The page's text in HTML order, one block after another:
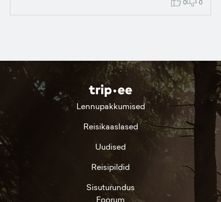
0 0
Lennupakkumised
Reisikaaslased
Uudised
Reisipildid
Sisuturundus
Foorum